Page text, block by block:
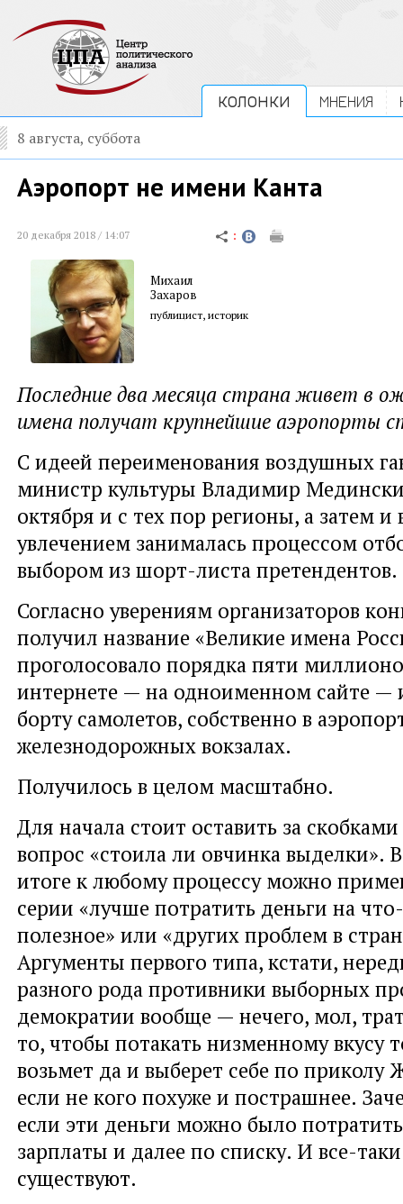
КОЛОНКИ МНЕНИЯ
8 августа, суббота
Аэропорт не имени Канта
20 декабря 2018 / 14:07
Михаил
Захаров
публицист, историк
Последние два месяца страна живет в
имена получат крупнейшие аэропорты
С идеей переименования воздушных
министр культуры Владимир
октября и с тех пор регионы, а затем и
увлечением занималась процессом
выбором из шорт-листа претендентов.
Согласно уверениям организаторов
получил название «Великие имена
проголосовало порядка пяти
интернете — на одноименном сайте —
борту самолетов, собственно в
железнодорожных вокзалах.
Получилось в целом масштабно.
Для начала стоит оставить за
вопрос «стоила ли овчинка выделки».
итоге к любому процессу можно
серии «лучше потратить деньги на
полезное» или «других проблем в
Аргументы первого типа, кстати,
разного рода противники выборных
демократии вообще — нечего, мол,
то, чтобы потакать низменному вкусу
возьмет да и выберет себе по приколу
если не кого похуже и пострашнее.
если эти деньги можно было
зарплаты и далее по списку. И все-
существуют.